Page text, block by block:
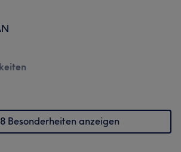
Besonderheiten anzeigen